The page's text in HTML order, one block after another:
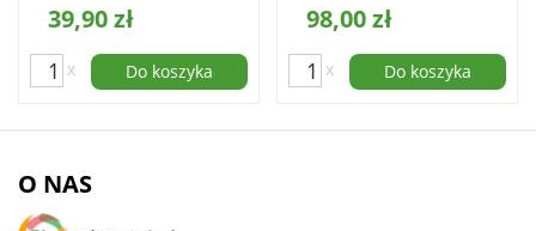
39,90 zł
x Do koszyka
98,00 zł
x Do koszyka
O NAS